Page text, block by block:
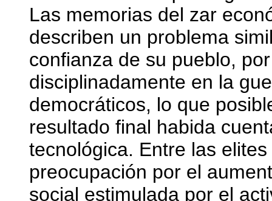
Las memorias del zar
describen un problema
confianza de su pueblo,
disciplinadamente en la
democráticos, lo que
resultado final habida
tecnológica. Entre las
preocupación por el
social estimulada por el